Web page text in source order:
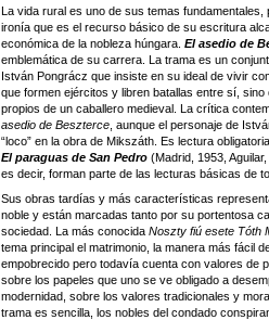
La vida rural es uno de sus temas
ironía que es el recurso básico de su escritura
económica de la nobleza húngara. El asedio de
emblemática de su carrera. La trama es un
István Pongrácz que insiste en su ideal de vivir
que formen ejércitos y libren batallas entre sí,
propios de un caballero medieval. La crítica
asedio de Beszterce , aunque el personaje de
“loco” en la obra de Mikszáth. Es lectura
El paraguas de San Pedro (Madrid, 1953,
es decir, forman parte de las lecturas básicas de
Sus obras tardías y más características
noble y están marcadas tanto por su portentosa
sociedad. La más conocida Noszty fiú esete Tóth
tema principal el matrimonio, la manera más fácil
empobrecido pero todavía cuenta con valores de
sobre los papeles que uno se ve obligado a
modernidad, sobre los valores tradicionales y
trama es sencilla, los nobles del condado